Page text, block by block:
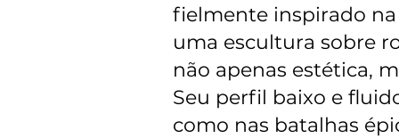
fielmente inspirado
uma escultura sobre
não apenas estética,
Seu perfil baixo e
como nas batalhas